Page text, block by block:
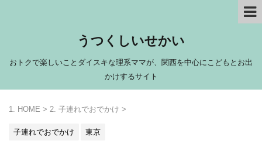
うつくしいせかい
おトクで楽しいことダイスキな理系ママが、関西を中心にこどもとお出
かけするサイト
HOME > 子連れでおでかけ >
子連れでおでかけ 東京